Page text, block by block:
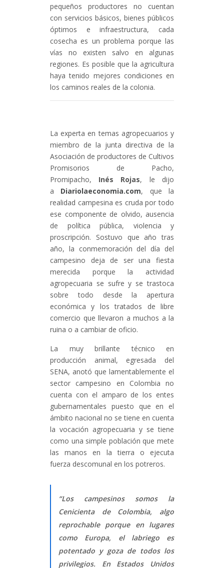
pequeños productores no cuentan
con servicios básicos, bienes públicos
óptimos e infraestructura, cada
cosecha es un problema porque las
vías no existen salvo en algunas
regiones. Es posible que la agricultura
haya tenido mejores condiciones en
los caminos reales de la colonia.
La experta en temas agropecuarios y
miembro de la junta directiva de la
Asociación de productores de Cultivos
Promisorios de Pacho,
Promipacho, Inés Rojas, le dijo
a Diariolaeconomia.com, que la
realidad campesina es cruda por todo
ese componente de olvido, ausencia
de política pública, violencia y
proscripción. Sostuvo que año tras
año, la conmemoración del día del
campesino deja de ser una fiesta
merecida porque la actividad
agropecuaria se sufre y se trastoca
sobre todo desde la apertura
económica y los tratados de libre
comercio que llevaron a muchos a la
ruina o a cambiar de oficio.
La muy brillante técnico en
producción animal, egresada del
SENA, anotó que lamentablemente el
sector campesino en Colombia no
cuenta con el amparo de los entes
gubernamentales puesto que en el
ámbito nacional no se tiene en cuenta
la vocación agropecuaria y se tiene
como una simple población que mete
las manos en la tierra o ejecuta
fuerza descomunal en los potreros.
“Los campesinos somos la
Cenicienta de Colombia, algo
reprochable porque en lugares
como Europa, el labriego es
potentado y goza de todos los
privilegios. En Estados Unidos